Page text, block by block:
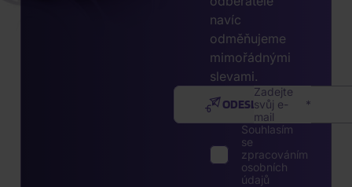
navíc
odměňujeme
mimořádnými
slevami.
Zadejte
svůj e-
mail
ODESLAT
Souhlasím
se
zpracováním
osobních
údajů